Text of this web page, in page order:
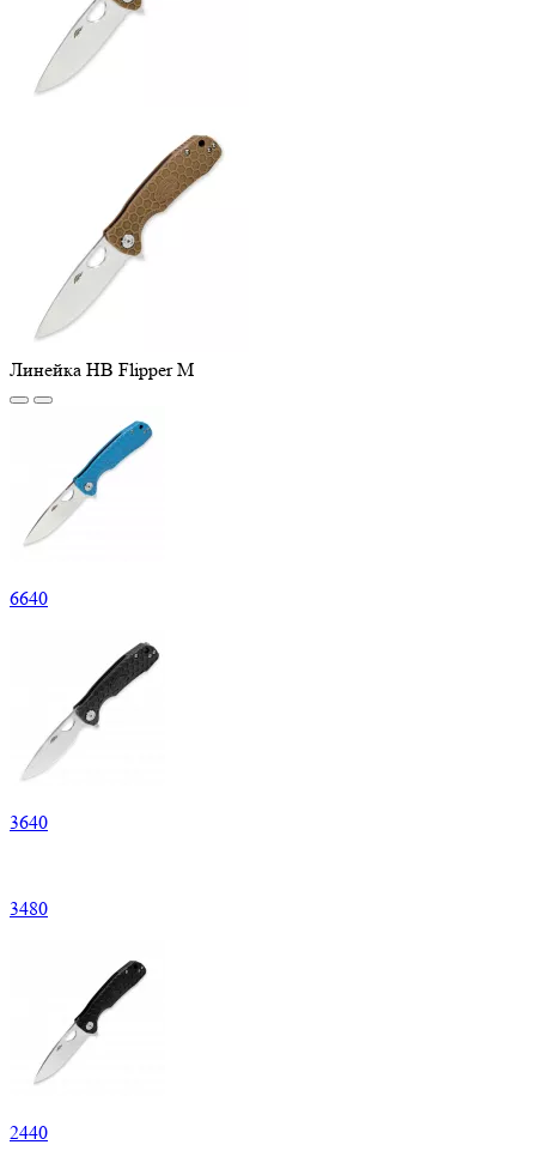
Линейка HB Flipper M
6640
3640
3480
2440